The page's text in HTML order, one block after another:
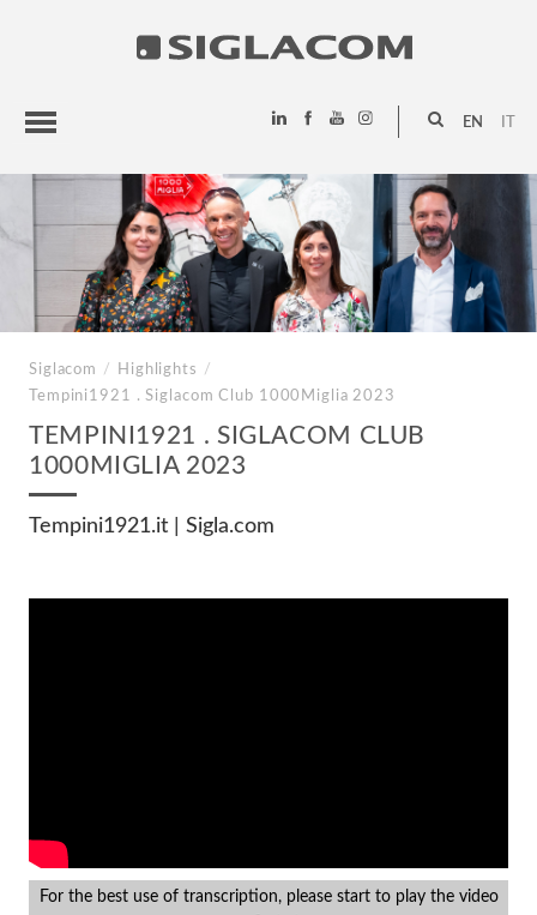
EN
SIGLACOM
Siglacom / Highlights
/
Tempini1921 . Siglacom Club 1000Miglia 2023
TEMPINI1921 . SIGLACOM CLUB
1000MIGLIA 2023
Tempini1921.it | Sigla.com
For the best use of transcription, please start to play the video